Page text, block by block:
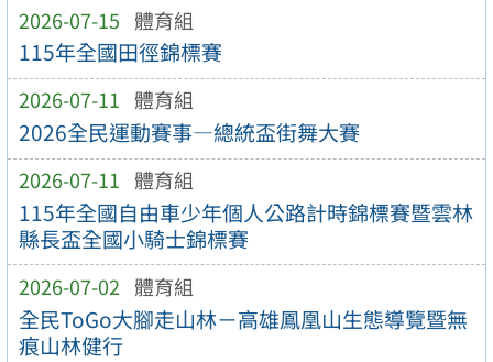
2026-07-15 體育組
115年全國田徑錦標賽
2026-07-11 體育組
2026全民運動賽事—總統盃街舞大賽
2026-07-11 體育組
115年全國自由車少年個人公路計時錦標賽暨雲林
縣長盃全國小騎士錦標賽
2026-07-02 體育組
全民ToGo大腳走山林－高雄鳳凰山生態導覽暨無
痕山林健行